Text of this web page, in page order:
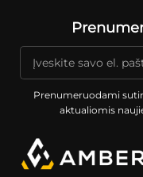
Prenumeruodami
aktualiomis